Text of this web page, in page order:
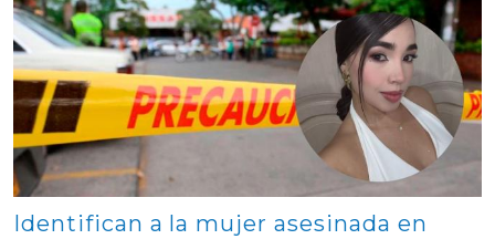
Contenido multimedia principal
Identifican a la mujer asesinada en